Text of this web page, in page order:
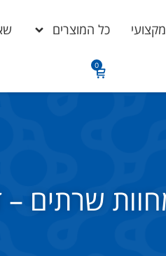
כל המוצרים
שרתים